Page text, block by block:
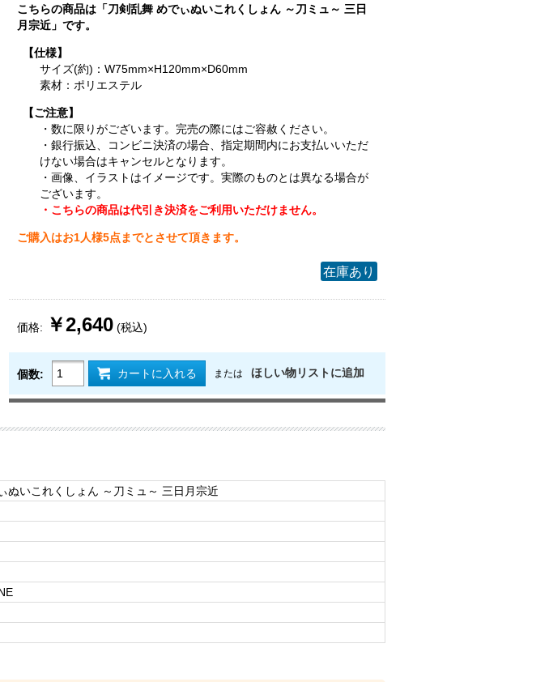
こちらの商品は「刀剣乱舞 めでぃぬいこれくしょん ～刀ミュ～ 三日
月宗近」です。
【仕様】
サイズ(約)：W75mm×H120mm×D60mm
素材：ポリエステル
【ご注意】
・数に限りがございます。完売の際にはご容赦ください。
・銀行振込、コンビニ決済の場合、指定期間内にお支払いいただ
けない場合はキャンセルとなります。
・画像、イラストはイメージです。実際のものとは異なる場合が
ございます。
・こちらの商品は代引き決済をご利用いただけません。
ご購入はお1人様5点までとさせて頂きます。
在庫あり
価格: ￥2,640 (税込)
個数: カートに入れる または ほしい物リストに追加
ぬいこれくしょん ～刀ミュ～ 三日月宗近